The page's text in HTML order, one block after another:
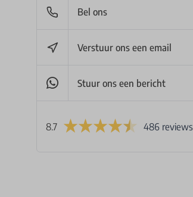
Bel ons
Verstuur ons een email
Stuur ons een bericht
8.7 486 reviews